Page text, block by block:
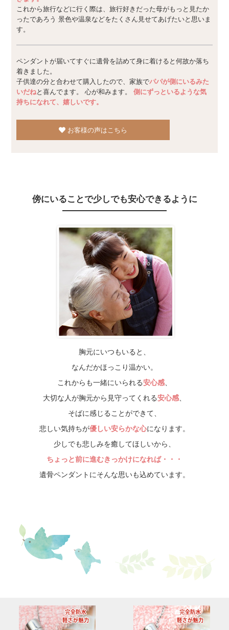
これから旅行などに行く際は、旅行好きだった母がもっと見たか
ったであろう 景色や温泉などをたくさん見せてあげたいと思いま
す。
ペンダントが届いてすぐに遺骨を詰めて身に着けると何故か落ち
着きました。
子供達の分と合わせて購入したので、家族でパパが側にいるみた
いだねと喜んでます。 心が和みます。 側にずっといるような気
持ちになれて、嬉しいです。
お客様の声はこちら
傍にいることで少しでも安心できるように
胸元にいつもいると、
なんだかほっこり温かい。
これからも一緒にいられる安心感
大切な人が胸元から見守ってくれる安心感
そばに感じることができて、
悲しい気持ちが優しい安らかな心になります。
少しでも悲しみを癒してほしいから、
ちょっと前に進むきっかけになれば・・・
遺骨ペンダントにそんな思いも込めています。